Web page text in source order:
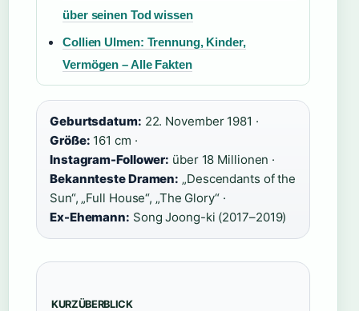
über seinen Tod wissen
Collien Ulmen: Trennung, Kinder,
Vermögen – Alle Fakten
Geburtsdatum: 22. November 1981 ·
Größe: 161 cm ·
Instagram-Follower: über 18 Millionen ·
Bekannteste Dramen: „Descendants of the
Sun“, „Full House“, „The Glory“ ·
Ex-Ehemann: Song Joong-ki (2017–2019)
KURZÜBERBLICK